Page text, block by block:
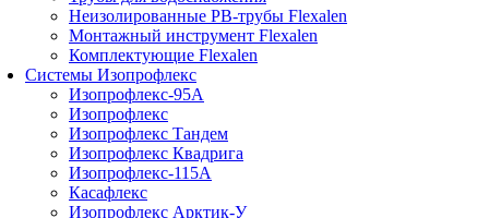
Неизолированные PB-трубы Flexalen
Монтажный инструмент Flexalen
Комплектующие Flexalen
Системы Изопрофлекс
Изопрофлекс-95А
Изопрофлекс
Изопрофлекс Тандем
Изопрофлекс Квадрига
Изопрофлекс-115А
Касафлекс
Изопрофлекс Арктик-У